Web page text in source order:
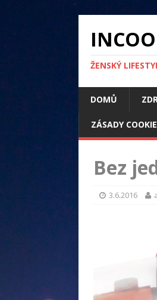
ŽENSKÝ
DOMŮ
ZÁSADY
Bez
3.6.2016